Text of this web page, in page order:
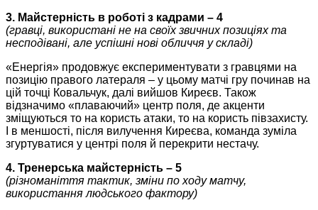
3. Майстерність в роботі з кадрами – 4
(гравці, використані не на своїх звичних позиціях та
несподівані, але успішні нові обличчя у складі)
«Енергія» продовжує експериментувати з гравцями на
позицію правого латераля – у цьому матчі гру починав на
цій точці Ковальчук, далі вийшов Киреєв. Також
відзначимо «плаваючий» центр поля, де акценти
зміщуються то на користь атаки, то на користь півзахисту.
І в меншості, після вилучення Киреєва, команда зуміла
згуртуватися у центрі поля й перекрити нестачу.
4. Тренерська майстерність – 5
(різноманіття тактик, зміни по ходу матчу,
використання людського фактору)